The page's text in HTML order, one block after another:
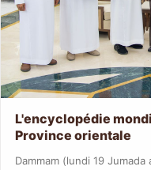
L'encyclopédie
Province orientale
Dammam (lundi 19